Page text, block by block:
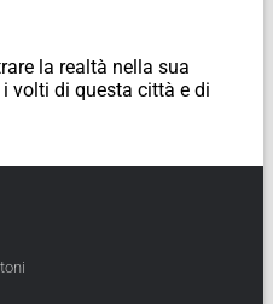
la realtà nella sua
volti di questa città e di